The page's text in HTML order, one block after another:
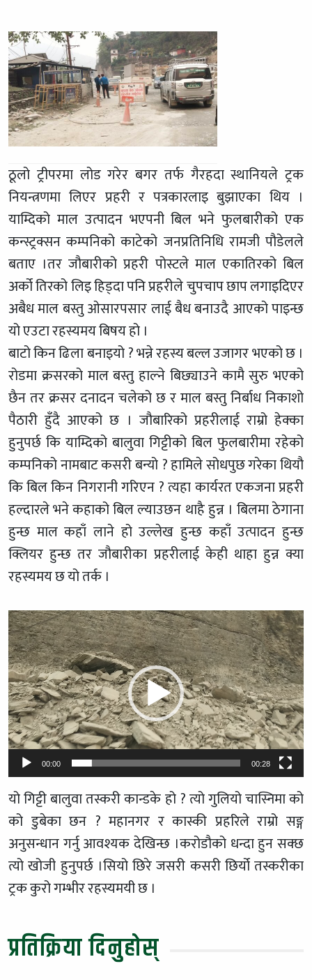
ठूलो ट्रीपरमा लोड गरेर बगर तर्फ गैरहदा स्थानियले ट्रक
नियन्त्रणमा लिएर प्रहरी र पत्रकारलाइ बुझाएका थिय ।
याम्दिको माल उत्पादन भएपनी बिल भने फुलबारीको एक
कन्स्ट्रक्सन कम्पनिको काटेको जनप्रतिनिधि रामजी पौडेलले
बताए ।तर जौबारीको प्रहरी पोस्टले माल एकातिरको बिल
अर्को तिरको लिइ हिड्दा पनि प्रहरीले चुपचाप छाप लगाइदिएर
अबैध माल बस्तु ओसारपसार लाई बैध बनाउदै आएको पाइन्छ
यो एउटा रहस्यमय बिषय हो ।
बाटो किन ढिला बनाइयो ? भन्ने रहस्य बल्ल उजागर भएको छ ।
रोडमा क्रसरको माल बस्तु हाल्ने बिछ्याउने कामै सुरु भएको
छैन तर क्रसर दनादन चलेको छ र माल बस्तु निर्बाध निकाशो
पैठारी हुँदै आएको छ । जौबारिको प्रहरीलाई राम्रो हेक्का
हुनुपर्छ कि याम्दिको बालुवा गिट्टीको बिल फुलबारीमा रहेको
कम्पनिको नामबाट कसरी बन्यो ? हामिले सोधपुछ गरेका थियौ
कि बिल किन निगरानी गरिएन ? त्यहा कार्यरत एकजना प्रहरी
हल्दारले भने कहाको बिल ल्याउछन थाहै हुन्न । बिलमा ठेगाना
हुन्छ माल कहाँ लाने हो उल्लेख हुन्छ कहाँ उत्पादन हुन्छ
क्लियर हुन्छ तर जौबारीका प्रहरीलाई केही थाहा हुन्न क्या
रहस्यमय छ यो तर्क ।
Video
Player
00:00 00:28
यो गिट्टी बालुवा तस्करी कान्डके हो ? त्यो गुलियो चास्निमा को
को डुबेका छन ? महानगर र कास्की प्रहरिले राम्रो सङ्ग
अनुसन्धान गर्नु आवश्यक देखिन्छ ।करोडौको धन्दा हुन सक्छ
त्यो खोजी हुनुपर्छ ।सियो छिरे जसरी कसरी छिर्यो तस्करीका
ट्रक कुरो गम्भीर रहस्यमयी छ ।
प्रतिक्रिया दिनुहोस्